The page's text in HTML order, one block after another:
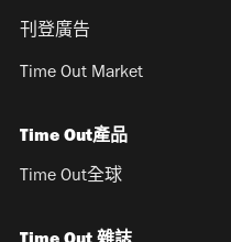
刊登廣告
Time Out Market
Time Out產品
Time Out全球